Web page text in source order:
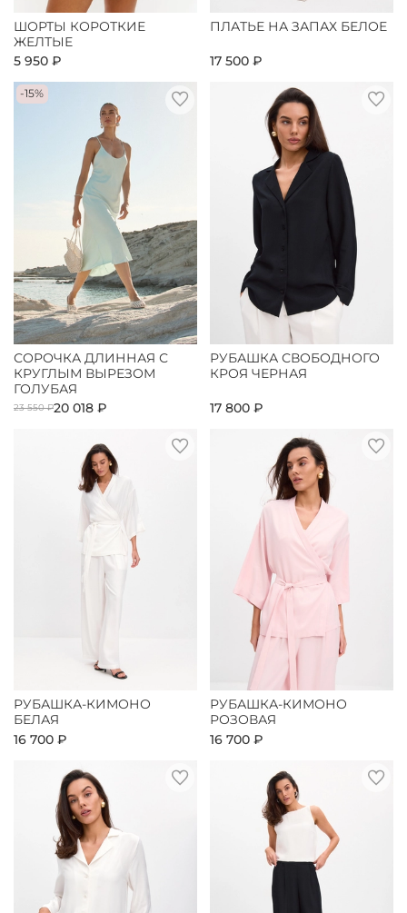
ШОРТЫ КОРОТКИЕ
ЖЕЛТЫЕ
5 950 ₽
ПЛАТЬЕ НА ЗАПАХ БЕЛОЕ
17 500 ₽
-15%
СОРОЧКА ДЛИННАЯ С
КРУГЛЫМ ВЫРЕЗОМ
ГОЛУБАЯ
23 550 ₽20 018 ₽
РУБАШКА СВОБОДНОГО
КРОЯ ЧЕРНАЯ
17 800 ₽
РУБАШКА-КИМОНО
БЕЛАЯ
16 700 ₽
РУБАШКА-КИМОНО
РОЗОВАЯ
16 700 ₽